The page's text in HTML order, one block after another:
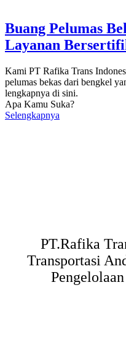
Buang Pelumas
Layanan
Kami PT Rafika Trans
pelumas bekas dari bengkel
lengkapnya di sini.
Apa Kamu Suka?
Selengkapnya
PT.Rafika
Transportasi